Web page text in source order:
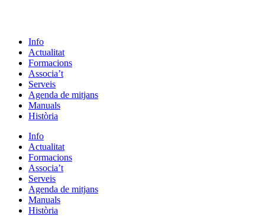
Info
Actualitat
Formacions
Associa’t
Serveis
Agenda de mitjans
Manuals
Història
Info
Actualitat
Formacions
Associa’t
Serveis
Agenda de mitjans
Manuals
Història